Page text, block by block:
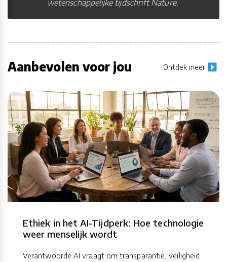
wetenschappelijke tijdschrift Nature.
Aanbevolen voor jou Ontdek meer
Ethiek in het AI-Tijdperk: Hoe technologie
weer menselijk wordt
Verantwoorde AI vraagt om transparantie, veiligheid